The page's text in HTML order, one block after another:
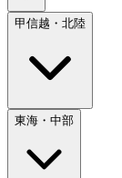
甲信越・北陸
東海・中部